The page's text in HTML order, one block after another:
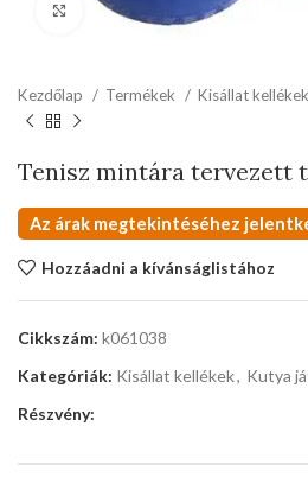
kattints a kinagyításhoz
Kezdőlap Termékek Kisállat kellékek
Tenisz mintára tervezett
Az árak megtekintéséhez
Hozzáadni a kívánságlistához
Cikkszám: k061038
Kategóriák: Kisállat kellékek, Kutya
Részvény: